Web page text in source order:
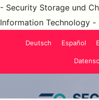
- Security Storage und
Information Technology -
Deutsch Español